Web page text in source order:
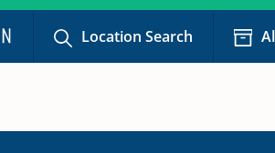
Location Search
19-20
Keine verfügbaren Digitalisate